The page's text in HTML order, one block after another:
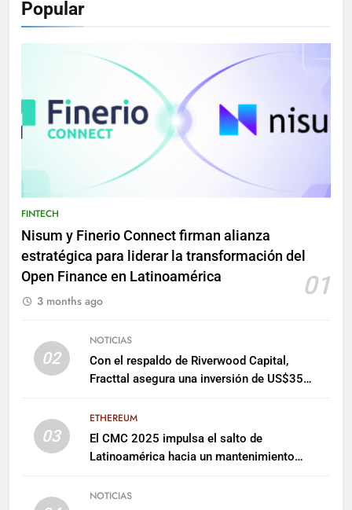
Popular
FINTECH
Nisum y Finerio Connect firman alianza
estratégica para liderar la transformación del
Open Finance en Latinoamérica
01
3 months ago
02
NOTICIAS
Con el respaldo de Riverwood Capital,
Fracttal asegura una inversión de US$35
03
ETHEREUM
El CMC 2025 impulsa el salto de
Latinoamérica hacia un mantenimiento
NOTICIAS